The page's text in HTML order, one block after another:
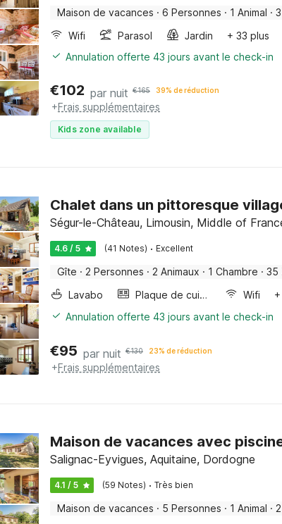
Maison de vacances · 6 Personnes · 1 Animal ·
Wifi
Parasol Jardin
+ 33 plus
Annulation offerte 43 jours avant le check-in
€102 par nuit €165 39% de réduction
+Frais supplémentaires
Kids zone available
Chalet dans un pittoresque
Ségur-le-Château, Limousin, Middle of
4.6 / 5 (41 Notes) · Excellent
Gîte · 2 Personnes · 2 Animaux · 1 Chambre · 35
Lavabo
Plaque de cuisson Wifi
Annulation offerte 43 jours avant le check-in
€95 par nuit €130 23% de réduction
+Frais supplémentaires
Maison de vacances avec
Salignac-Eyvigues, Aquitaine, Dordogne
4.1 / 5 (59 Notes) · Très bien
Maison de vacances · 5 Personnes · 1 Animal ·